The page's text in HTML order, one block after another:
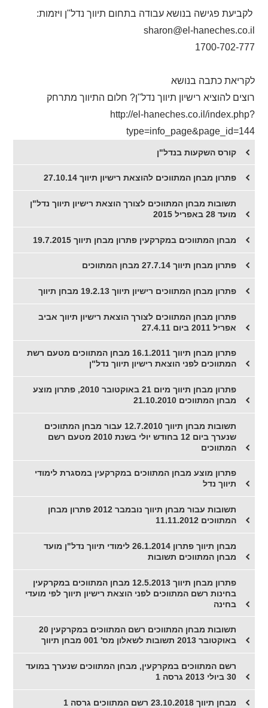
לקביעת פגישה בנושא עבודה בתחום תיווך נדל"ן ויזמות:
sharon@el-haneches.co.il
1700-702-777
לקריאת כתבה בנושא
רוצים להוציא רישיון תיווך נדל"ן? חלום התיווך מתרחק
http://el-haneches.co.il/index.php?
type=info_page&page_id=144
קורס השקעות בנדל"ן
פתרון מבחן המתווכים להוצאת רישיון תיווך 27.10.14
תשובות מבחן המתווכים לצורך הוצאת רישיון תיווך נדל"ן
מועד 28 באפריל 2015
מבחן המתווכים במקרקעין פתרון מבחן תיווך 19.7.2015
פתרון מבחן תיווך 27.7.14 מבחן המתווכים
פתרון מבחן המתווכים רישיון תיווך 19.2.13 מבחן תיווך
פתרון מבחן המתווכים לצורך הוצאת רישיון תיווך אביב
אפריל 2011 ביום 27.4.11
פתרון מבחן תיווך 16.1.2011 מבחן המתווכים מטעם רשת
המתווכים לפני הוצאת רישיון תיווך נדל"ן
פתרון מבחן תיווך מיום 21 באוקטובר 2010, פתרון מוצע
מבחן המתווכים 21.10.2010
תשובות מבחן תיווך 12.7.2010 עבור מבחן המתווכים
שנערך ביום 12 בחודש יולי בשנת 2010 מטעם רשם
המתווכים
פתרון מוצע מבחן המתווכים במקרקעין במסגרת לימודי
תיווך נדל
תשובות עבור מבחן תיווך נובמבר 2012 פתרון מבחן
המתווכים 11.11.2012
מבחן תיווך פתרון 26.1.2014 לימודי תיווך נדל"ן מועד
מבחן המתווכים תשובות
פתרון מבחן תיווך 12.5.2013 מבחן המתווכים במקרקעין
בחינות רשם המתווכים לפני הוצאת רישיון תיווך לפי מועדי
בחינה
תשובות מבחן המתווכים רשם המתווכים במקרקעין 20
באוקטובר 2013 תשובות לשאלון מס' 001 מבחן תיווך
רשם המתווכים במקרקעין, מבחן המתווכים שנערך במועד
30 ביולי 2013 גרסה 1
מבחן תיווך 23.10.2018 רשם המתווכים גרסה 1